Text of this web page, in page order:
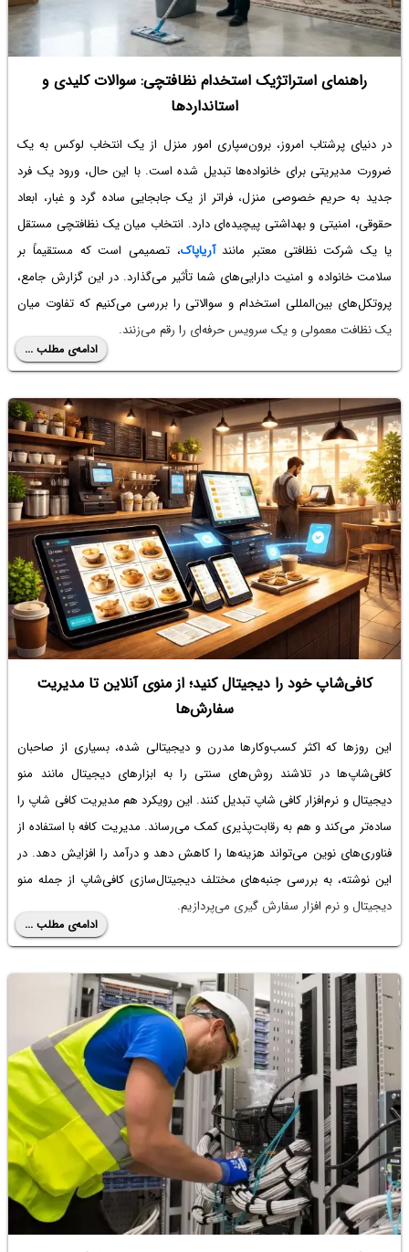
راهنمای استراتژیک استخدام نظافتچی: سوالات کلیدی و
استانداردها
در دنیای پرشتاب امروز، برون‌سپاری امور منزل از یک انتخاب لوکس به یک
ضرورت مدیریتی برای خانواده‌ها تبدیل شده است. با این حال، ورود یک فرد
جدید به حریم خصوصی منزل، فراتر از یک جابجایی ساده گرد و غبار، ابعاد
حقوقی، امنیتی و بهداشتی پیچیده‌ای دارد. انتخاب میان یک نظافتچی مستقل
یا یک شرکت نظافتی معتبر مانندآریاپاک، تصمیمی است که مستقیماً بر
سلامت خانواده و امنیت دارایی‌های شما تأثیر می‌گذارد. در این گزارش جامع،
پروتکل‌های بین‌المللی استخدام و سوالاتی را بررسی می‌کنیم که تفاوت میان
یک نظافت معمولی و یک سرویس حرفه‌ای را رقم می‌زنند.
ادامه‌ی مطلب ...
کافی‌شاپ خود را دیجیتال کنید؛ از منوی آنلاین تا مدیریت
سفارش‌ها
این روزها که اکثر کسب‌وکارها مدرن و دیجیتالی شده، بسیاری از صاحبان
کافی‌شاپ‌ها در تلاشند روش‌های سنتی را به ابزارهای دیجیتال مانند منو
دیجیتال و نرم‌افزار کافی شاپ تبدیل کنند. این رویکرد هم مدیریت کافی شاپ را
ساده‌تر می‌کند و هم به رقابت‌پذیری کمک می‌رساند. مدیریت کافه با استفاده از
فناوری‌های نوین می‌تواند هزینه‌ها را کاهش دهد و درآمد را افزایش دهد. در
این نوشته، به بررسی جنبه‌های مختلف دیجیتال‌سازی کافی‌شاپ از جمله منو
دیجیتال و نرم افزار سفارش گیری می‌پردازیم.
ادامه‌ی مطلب ...